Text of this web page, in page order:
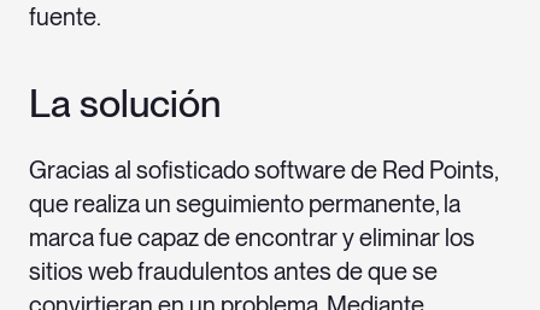
fuente.
La solución
Gracias al sofisticado software de Red Points,
que realiza un seguimiento permanente, la
marca fue capaz de encontrar y eliminar los
sitios web fraudulentos antes de que se